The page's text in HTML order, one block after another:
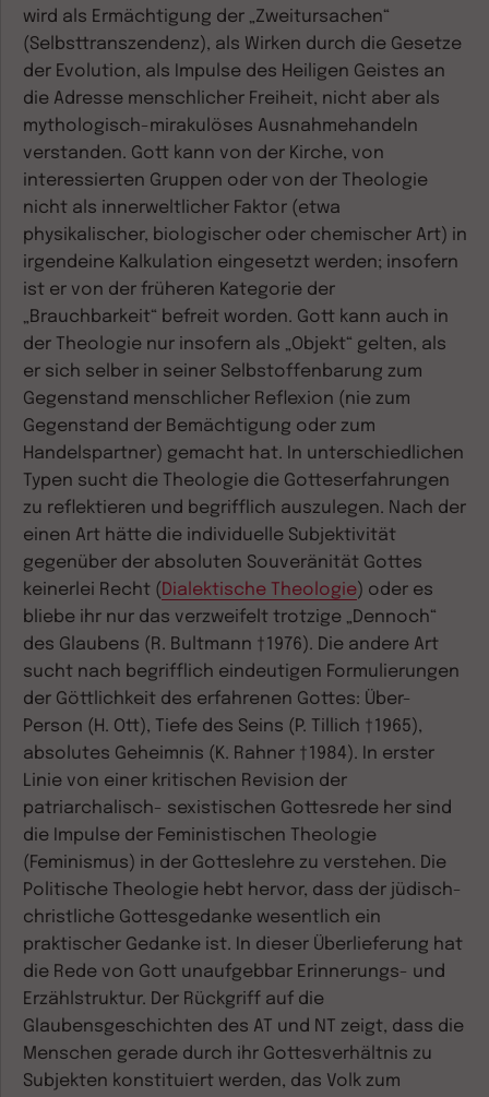
wird als Ermächtigung der „Zweitursachen“
(Selbsttranszendenz), als Wirken durch die Gesetze
der Evolution, als Impulse des Heiligen Geistes an
die Adresse menschlicher Freiheit, nicht aber als
mythologisch-mirakulöses Ausnahmehandeln
verstanden. Gott kann von der Kirche, von
interessierten Gruppen oder von der Theologie
nicht als innerweltlicher Faktor (etwa
physikalischer, biologischer oder chemischer Art) in
irgendeine Kalkulation eingesetzt werden; insofern
ist er von der früheren Kategorie der
„Brauchbarkeit“ befreit worden. Gott kann auch in
der Theologie nur insofern als „Objekt“ gelten, als
er sich selber in seiner Selbstoffenbarung zum
Gegenstand menschlicher Reflexion (nie zum
Gegenstand der Bemächtigung oder zum
Handelspartner) gemacht hat. In unterschiedlichen
Typen sucht die Theologie die Gotteserfahrungen
zu reflektieren und begrifflich auszulegen. Nach der
einen Art hätte die individuelle Subjektivität
gegenüber der absoluten Souveränität Gottes
keinerlei Recht ( Dialektische Theologie) oder es
bliebe ihr nur das verzweifelt trotzige „Dennoch“
des Glaubens (R. Bultmann †1976). Die andere Art
sucht nach begrifflich eindeutigen Formulierungen
der Göttlichkeit des erfahrenen Gottes: Über-
Person (H. Ott), Tiefe des Seins (P. Tillich †1965),
absolutes Geheimnis (K. Rahner †1984). In erster
Linie von einer kritischen Revision der
patriarchalisch- sexistischen Gottesrede her sind
die Impulse der Feministischen Theologie
(Feminismus) in der Gotteslehre zu verstehen. Die
Politische Theologie hebt hervor, dass der jüdisch-
christliche Gottesgedanke wesentlich ein
praktischer Gedanke ist. In dieser Überlieferung hat
die Rede von Gott unaufgebbar Erinnerungs- und
Erzählstruktur. Der Rückgriff auf die
Glaubensgeschichten des AT und NT zeigt, dass die
Menschen gerade durch ihr Gottesverhältnis zu
Subjekten konstituiert werden, das Volk zum